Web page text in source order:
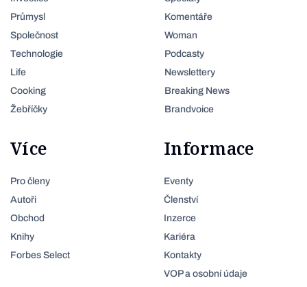
Průmysl
Společnost
Technologie
Life
Cooking
Žebříčky
Komentáře
Woman
Podcasty
Newslettery
Breaking News
Brandvoice
Více
Pro členy
Autoři
Obchod
Knihy
Forbes Select
Informace
Eventy
Členství
Inzerce
Kariéra
Kontakty
VOP a osobní údaje